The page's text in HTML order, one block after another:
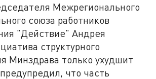
Межрегионального
союза работников
"Действие" Андрея
структурного
Минздрава только ухудшит
что часть